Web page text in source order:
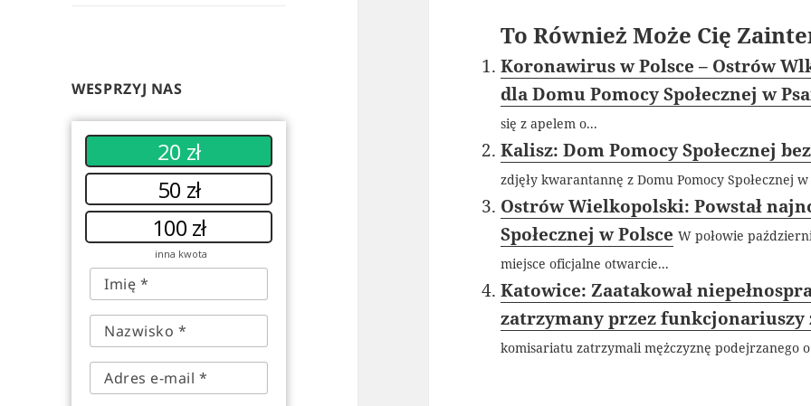
WESPRZYJ NAS
20 zł
50 zł
100 zł
inna kwota
To Również Może Cię
Koronawirus w Polsce – Ostrów
dla Domu Pomocy Społecznej w
się z apelem o...
Kalisz: Dom Pomocy Społecznej
zdjęły kwarantannę z Domu Pomocy Społecznej
Ostrów Wielkopolski: Powstał
Społecznej w Polsce W połowie
miejsce oficjalne otwarcie...
Katowice: Zaatakował
zatrzymany przez
komisariatu zatrzymali mężczyznę podejrzanego o